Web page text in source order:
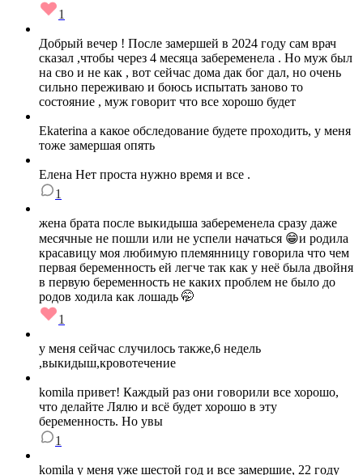
1
Добрый вечер ! После замершей в 2024 году сам врач
сказал ,чтобы через 4 месяца забеременела . Но муж был
на сво и не как , вот сейчас дома дак бог дал, но очень
сильно переживаю и боюсь испытать заново то
состояние , муж говорит что все хорошо будет
Ekaterina а какое обследование будете проходить, у меня
тоже замершая опять
Елена Нет проста нужно время и все .
1
жена брата после выкидыша забеременела сразу даже
месячные не пошли или не успели начаться 😁и родила
красавицу моя любимую племянницу говорила что чем
первая беременность ей легче так как у неё была двойня
в первую беременность не каких проблем не было до
родов ходила как лошадь 🤭
1
у меня сейчас случилось также,6 недель
,выкидыш,кровотечение
komila привет! Каждый раз они говорили все хорошо,
что делайте Лялю и всё будет хорошо в эту
беременность. Но увы
1
komila у меня уже шестой год и все замершие, 22 году